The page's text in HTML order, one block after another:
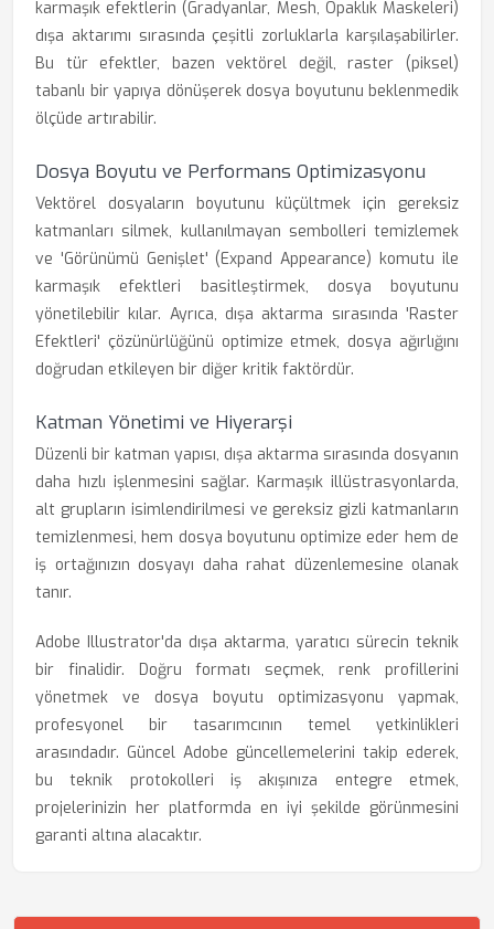
karmaşık efektlerin (Gradyanlar, Mesh, Opaklık Maskeleri)
dışa aktarımı sırasında çeşitli zorluklarla karşılaşabilirler.
Bu tür efektler, bazen vektörel değil, raster (piksel)
tabanlı bir yapıya dönüşerek dosya boyutunu beklenmedik
ölçüde artırabilir.
Dosya Boyutu ve Performans Optimizasyonu
Vektörel dosyaların boyutunu küçültmek için gereksiz
katmanları silmek, kullanılmayan sembolleri temizlemek
ve 'Görünümü Genişlet' (Expand Appearance) komutu ile
karmaşık efektleri basitleştirmek, dosya boyutunu
yönetilebilir kılar. Ayrıca, dışa aktarma sırasında 'Raster
Efektleri' çözünürlüğünü optimize etmek, dosya ağırlığını
doğrudan etkileyen bir diğer kritik faktördür.
Katman Yönetimi ve Hiyerarşi
Düzenli bir katman yapısı, dışa aktarma sırasında dosyanın
daha hızlı işlenmesini sağlar. Karmaşık illüstrasyonlarda,
alt grupların isimlendirilmesi ve gereksiz gizli katmanların
temizlenmesi, hem dosya boyutunu optimize eder hem de
iş ortağınızın dosyayı daha rahat düzenlemesine olanak
tanır.
Adobe Illustrator'da dışa aktarma, yaratıcı sürecin teknik
bir finalidir. Doğru formatı seçmek, renk profillerini
yönetmek ve dosya boyutu optimizasyonu yapmak,
profesyonel bir tasarımcının temel yetkinlikleri
arasındadır. Güncel Adobe güncellemelerini takip ederek,
bu teknik protokolleri iş akışınıza entegre etmek,
projelerinizin her platformda en iyi şekilde görünmesini
garanti altına alacaktır.